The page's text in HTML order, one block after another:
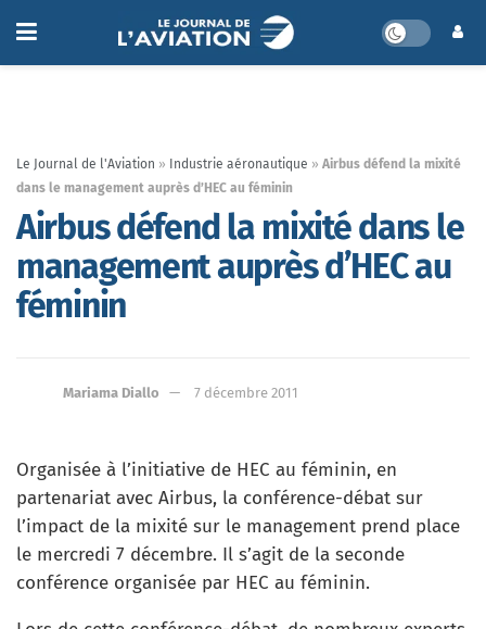
Le Journal de l'Aviation » Industrie aéronautique » Airbus défend la mixité
dans le management auprès d’HEC au féminin
Airbus défend la mixité dans le
management auprès d’HEC au
féminin
Mariama Diallo 7 décembre 2011
Organisée à l’initiative de HEC au féminin, en
partenariat avec Airbus, la conférence-débat sur
l’impact de la mixité sur le management prend place
le mercredi 7 décembre. Il s’agit de la seconde
conférence organisée par HEC au féminin.